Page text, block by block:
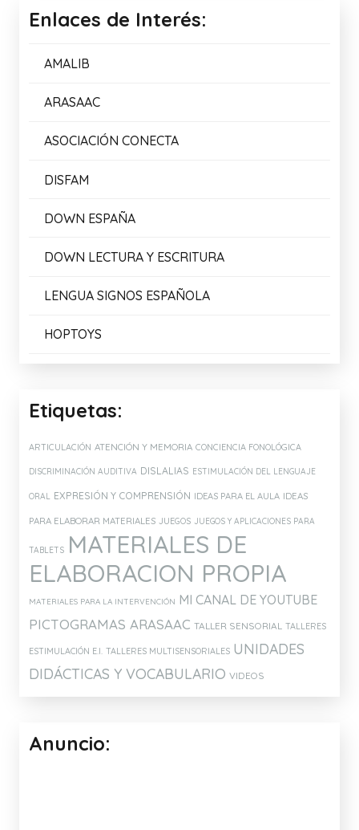
Enlaces de Interés:
AMALIB
ARASAAC
ASOCIACIÓN CONECTA
DISFAM
DOWN ESPAÑA
DOWN LECTURA Y ESCRITURA
LENGUA SIGNOS ESPAÑOLA
HOPTOYS
Etiquetas:
ARTICULACIÓN ATENCIÓN Y MEMORIA CONCIENCIA FONOLÓGICA
DISCRIMINACIÓN AUDITIVA DISLALIAS ESTIMULACIÓN DEL LENGUAJE
ORAL EXPRESIÓN Y COMPRENSIÓN IDEAS PARA EL AULA IDEAS
PARA ELABORAR MATERIALES JUEGOS JUEGOS Y APLICACIONES PARA
TABLETS MATERIALES DE
ELABORACION PROPIA
MATERIALES PARA LA INTERVENCIÓN MI CANAL DE YOUTUBE
PICTOGRAMAS ARASAAC TALLER SENSORIAL TALLERES
ESTIMULACIÓN E.I. TALLERES MULTISENSORIALES UNIDADES
DIDÁCTICAS Y VOCABULARIO VIDEOS
Anuncio: